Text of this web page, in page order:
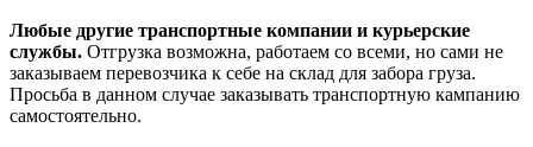
Любые другие транспортные компании и курьерские
службы. Отгрузка возможна, работаем со всеми, но сами не
заказываем перевозчика к себе на склад для забора груза.
Просьба в данном случае заказывать транспортную кампанию
самостоятельно.